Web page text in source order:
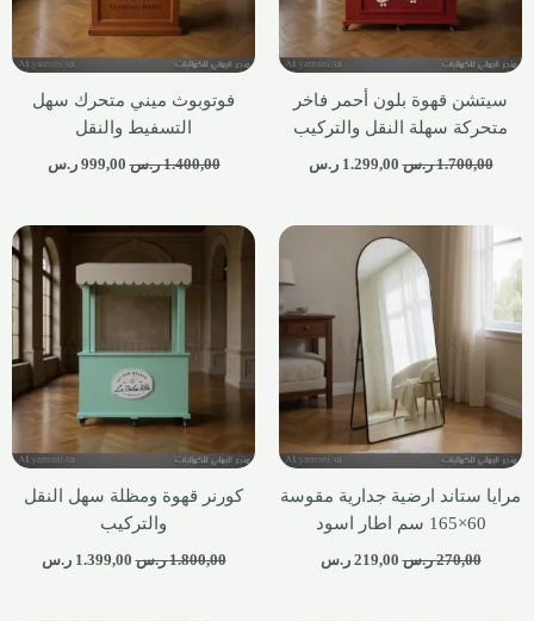
سيتشن قهوة بلون أحمر فاخر
متحركة سهلة النقل والتركيب
1.700,00 ر.س 1.299,00 ر.س
فوتوبوث ميني متحرك سهل
التسفيط والنقل
1.400,00 ر.س 999,00 ر.س
مرايا ستاند ارضية جدارية مقوسة
60×165 سم اطار اسود
270,00 ر.س 219,00 ر.س
كورنر قهوة ومظلة سهل النقل
والتركيب
1.800,00 ر.س 1.399,00 ر.س